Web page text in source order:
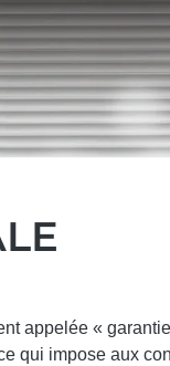
appelée «
qui impose aux